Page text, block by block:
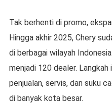
Tak berhenti di promo,
Hingga akhir 2025, Chery
di berbagai wilayah
menjadi 120 dealer. Langkah
penjualan, servis, dan suku
di banyak kota besar.